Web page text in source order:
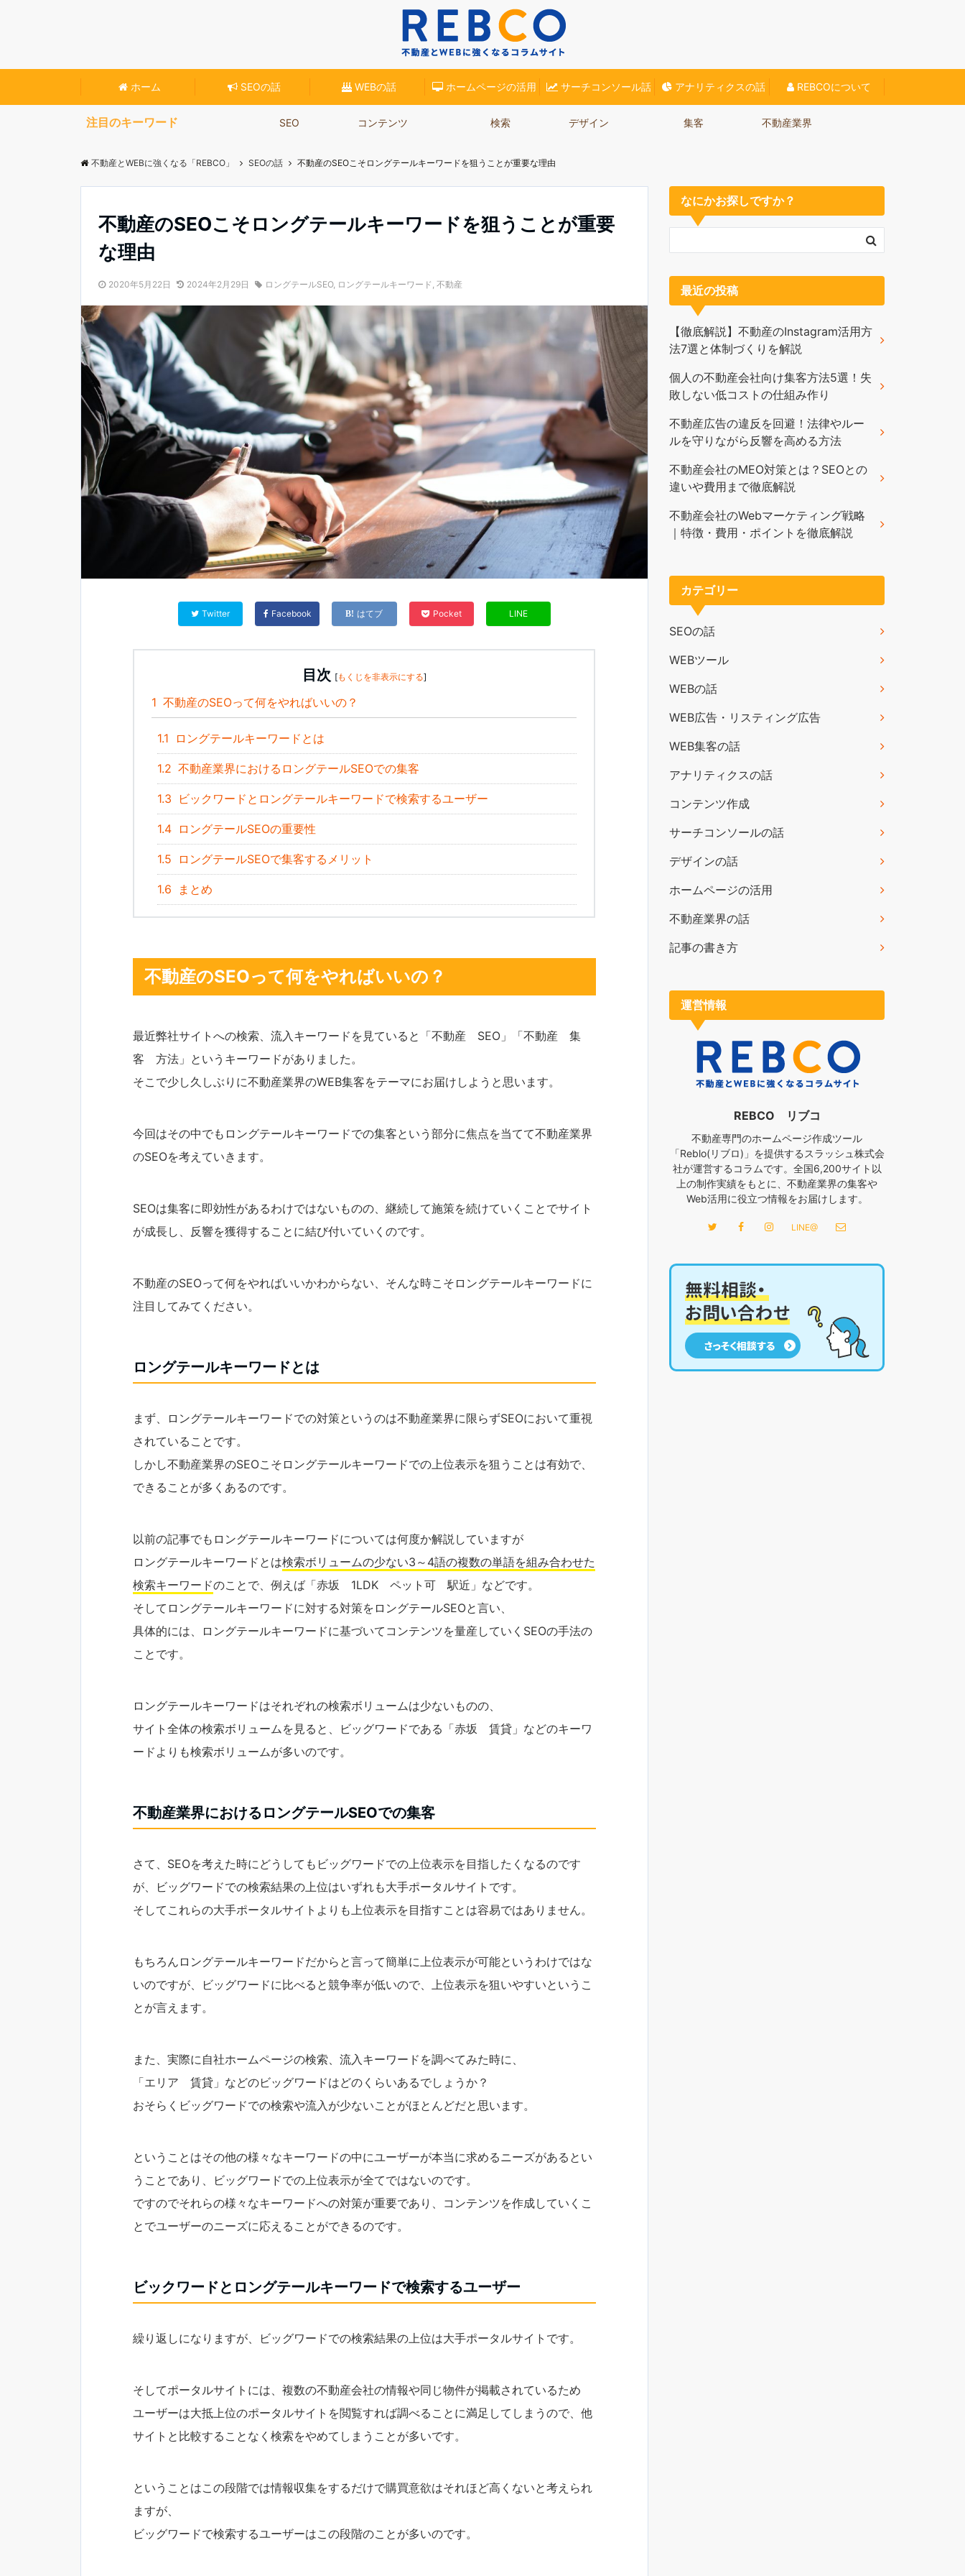
ホーム SEOの話 WEBの話 ホームページの活用 サーチコンソール話 アナリティクスの話 REBCOについて
注目のキーワード SEO コンテンツ 検索 デザイン 集客 不動産業界
不動産とWEBに強くなる「REBCO」 SEOの話 不動産のSEOこそロングテールキーワードを狙うことが重要な理由
不動産のSEOこそロングテールキーワードを狙うことが重要
な理由
2020年5月22日 2024年2月29日 ロングテールSEO, ロングテールキーワード , 不動産
Twitter Facebook はてブ Pocket LINE
目次 [もくじを非表示にする]
1 不動産のSEOって何をやればいいの？
1.1 ロングテールキーワードとは
1.2 不動産業界におけるロングテールSEOでの集客
1.3 ビックワードとロングテールキーワードで検索するユーザー
1.4 ロングテールSEOの重要性
1.5 ロングテールSEOで集客するメリット
1.6 まとめ
不動産のSEOって何をやればいいの？
最近弊社サイトへの検索、流入キーワードを見ていると「不動産 SEO」「不動産 集
客 方法」というキーワードがありました。
そこで少し久しぶりに不動産業界のWEB集客をテーマにお届けしようと思います。
今回はその中でもロングテールキーワードでの集客という部分に焦点を当てて不動産業界
のSEOを考えていきます。
SEOは集客に即効性があるわけではないものの、継続して施策を続けていくことでサイト
が成長し、反響を獲得することに結び付いていくのです。
不動産のSEOって何をやればいいかわからない、そんな時こそロングテールキーワードに
注目してみてください。
ロングテールキーワードとは
まず、ロングテールキーワードでの対策というのは不動産業界に限らずSEOにおいて重視
されていることです。
しかし不動産業界のSEOこそロングテールキーワードでの上位表示を狙うことは有効で、
できることが多くあるのです。
以前の記事でもロングテールキーワードについては何度か解説していますが
ロングテールキーワードとは検索ボリュームの少ない3～4語の複数の単語を組み合わせた
検索キーワードのことで、例えば「赤坂 1LDK ペット可 駅近」などです。
そしてロングテールキーワードに対する対策をロングテールSEOと言い、
具体的には、ロングテールキーワードに基づいてコンテンツを量産していくSEOの手法の
ことです。
ロングテールキーワードはそれぞれの検索ボリュームは少ないものの、
サイト全体の検索ボリュームを見ると、ビッグワードである「赤坂 賃貸」などのキーワ
ードよりも検索ボリュームが多いのです。
不動産業界におけるロングテールSEOでの集客
さて、SEOを考えた時にどうしてもビッグワードでの上位表示を目指したくなるのです
が、ビッグワードでの検索結果の上位はいずれも大手ポータルサイトです。
そしてこれらの大手ポータルサイトよりも上位表示を目指すことは容易ではありません。
もちろんロングテールキーワードだからと言って簡単に上位表示が可能というわけではな
いのですが、ビッグワードに比べると競争率が低いので、上位表示を狙いやすいというこ
とが言えます。
また、実際に自社ホームページの検索、流入キーワードを調べてみた時に、
「エリア 賃貸」などのビッグワードはどのくらいあるでしょうか？
おそらくビッグワードでの検索や流入が少ないことがほとんどだと思います。
ということはその他の様々なキーワードの中にユーザーが本当に求めるニーズがあるとい
うことであり、ビッグワードでの上位表示が全てではないのです。
ですのでそれらの様々なキーワードへの対策が重要であり、コンテンツを作成していくこ
とでユーザーのニーズに応えることができるのです。
ビックワードとロングテールキーワードで検索するユーザー
繰り返しになりますが、ビッグワードでの検索結果の上位は大手ポータルサイトです。
そしてポータルサイトには、複数の不動産会社の情報や同じ物件が掲載されているため
ユーザーは大抵上位のポータルサイトを閲覧すれば調べることに満足してしまうので、他
サイトと比較することなく検索をやめてしまうことが多いです。
ということはこの段階では情報収集をするだけで購買意欲はそれほど高くないと考えられ
ますが、
ビッグワードで検索するユーザーはこの段階のことが多いのです。
なにかお探しですか？
最近の投稿
【徹底解説】不動産のInstagram活用方
法7選と体制づくりを解説
個人の不動産会社向け集客方法5選！失
敗しない低コストの仕組み作り
不動産広告の違反を回避！法律やルー
ルを守りながら反響を高める方法
不動産会社のMEO対策とは？SEOとの
違いや費用まで徹底解説
不動産会社のWebマーケティング戦略
｜特徴・費用・ポイントを徹底解説
カテゴリー
SEOの話
WEBツール
WEBの話
WEB広告・リスティング広告
WEB集客の話
アナリティクスの話
コンテンツ作成
サーチコンソールの話
デザインの話
ホームページの活用
不動産業界の話
記事の書き方
運営情報
REBCO リブコ
不動産専門のホームページ作成ツール
「Reblo(リブロ)」を提供するスラッシュ株式会
社が運営するコラムです。全国6,200サイト以
上の制作実績をもとに、不動産業界の集客や
Web活用に役立つ情報をお届けします。
LINE@